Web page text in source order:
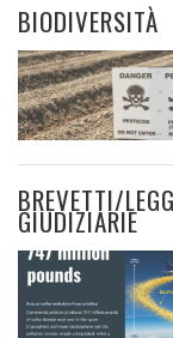
BIODIVERSITÀ
BREVETTI/
GIUDIZIARIE